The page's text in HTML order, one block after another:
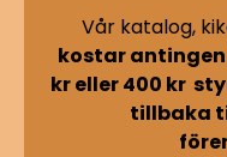
Vår katalog,
kostar antingen
kr eller 400 kr
tillbaka